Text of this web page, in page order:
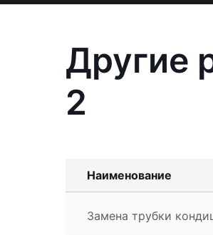
Другие
2
Наименование
Замена трубки